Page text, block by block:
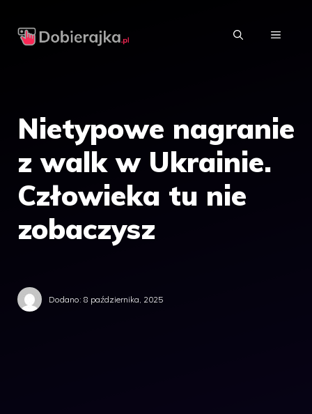
MENU
Nietypowe nagranie
z walk w Ukrainie.
Człowieka tu nie
zobaczysz
Dodano: 8 października, 2025